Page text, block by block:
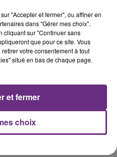
7h50
7h50
JUNGELI & EMMA
Juste Un Peu
"Accepter et fermer", ou affiner en
dans "Gérer mes choix".
cliquant sur "Continuer sans
que pour ce site. Vous
votre consentement à tout
situé en bas de chaque page.
choix
et fermer